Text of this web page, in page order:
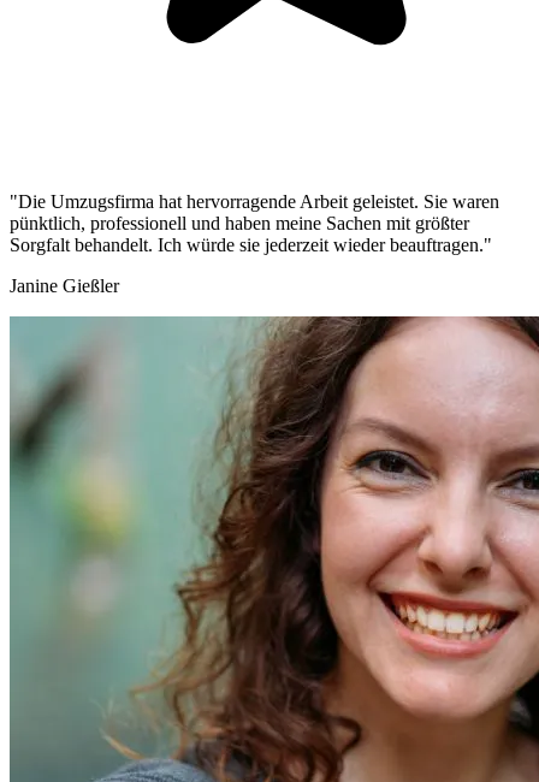
"Die Umzugsfirma hat hervorragende Arbeit geleistet. Sie waren
pünktlich, professionell und haben meine Sachen mit größter
Sorgfalt behandelt. Ich würde sie jederzeit wieder beauftragen."
Janine Gießler